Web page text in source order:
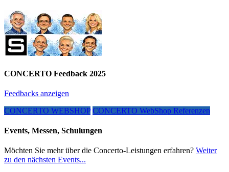
CONCERTO Feedback 2025
Feedbacks anzeigen
CONCERTO WEBSHOP CONCERTO WebShop Referenzen
Events, Messen, Schulungen
Möchten Sie mehr über die Concerto-Leistungen erfahren? Weiter
zu den nächsten Events...